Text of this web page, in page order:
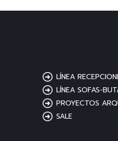
LÍNEA
LÍNEA SOFAS-
PROYECTOS
SALE